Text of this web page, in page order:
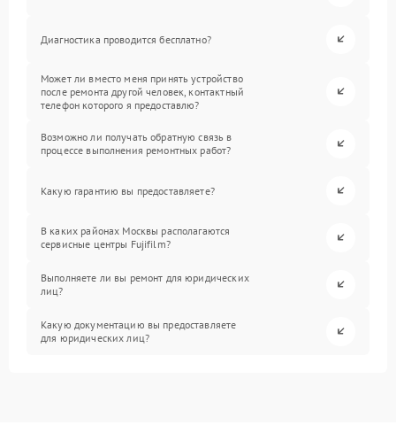
Диагностика проводится бесплатно?
Может ли вместо меня принять устройство
после ремонта другой человек, контактный
телефон которого я предоставлю?
Возможно ли получать обратную связь в
процессе выполнения ремонтных работ?
Какую гарантию вы предоставляете?
В каких районах Москвы располагаются
сервисные центры Fujifilm?
Выполняете ли вы ремонт для юридических
лиц?
Какую документацию вы предоставляете
для юридических лиц?